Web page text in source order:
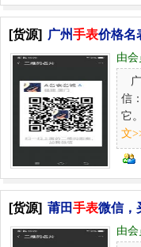
[货源] 广州手表价格名
由会
广
信
它
文
[货源] 莆田手表微信，
由会